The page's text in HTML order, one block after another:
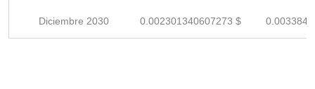
Diciembre 2030 0.002301340607273 $